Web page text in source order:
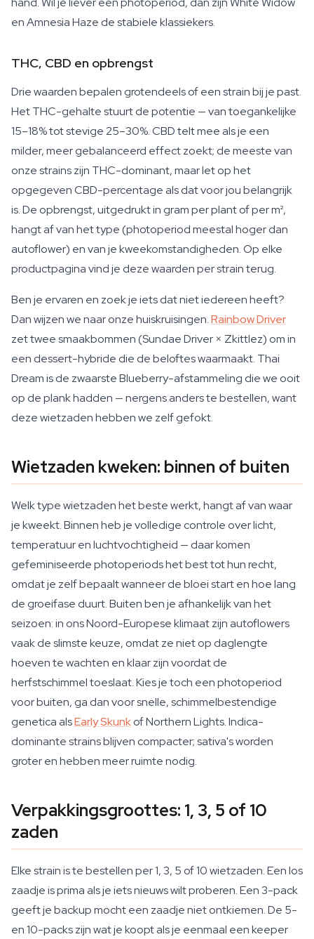
en Amnesia Haze de stabiele klassiekers.
THC, CBD en opbrengst
Drie waarden bepalen grotendeels of een strain bij je past.
Het THC-gehalte stuurt de potentie — van toegankelijke
15–18% tot stevige 25–30%. CBD telt mee als je een
milder, meer gebalanceerd effect zoekt; de meeste van
onze strains zijn THC-dominant, maar let op het
opgegeven CBD-percentage als dat voor jou belangrijk
is. De opbrengst, uitgedrukt in gram per plant of per m²,
hangt af van het type (photoperiod meestal hoger dan
autoflower) en van je kweekomstandigheden. Op elke
productpagina vind je deze waarden per strain terug.
Ben je ervaren en zoek je iets dat niet iedereen heeft?
Dan wijzen we naar onze huiskruisingen.Rainbow Driver
zet twee smaakbommen (Sundae Driver × Zkittlez) om in
een dessert-hybride die de beloftes waarmaakt. Thai
Dream is de zwaarste Blueberry-afstammeling die we ooit
op de plank hadden — nergens anders te bestellen, want
deze wietzaden hebben we zelf gefokt.
Wietzaden kweken: binnen of buiten
Welk type wietzaden het beste werkt, hangt af van waar
je kweekt. Binnen heb je volledige controle over licht,
temperatuur en luchtvochtigheid — daar komen
gefeminiseerde photoperiods het best tot hun recht,
omdat je zelf bepaalt wanneer de bloei start en hoe lang
de groeifase duurt. Buiten ben je afhankelijk van het
seizoen: in ons Noord-Europese klimaat zijn autoflowers
vaak de slimste keuze, omdat ze niet op daglengte
hoeven te wachten en klaar zijn voordat de
herfstschimmel toeslaat. Kies je toch een photoperiod
voor buiten, ga dan voor snelle, schimmelbestendige
genetica alsEarly Skunkof Northern Lights. Indica-
dominante strains blijven compacter; sativa's worden
groter en hebben meer ruimte nodig.
Verpakkingsgroottes: 1, 3, 5 of 10
zaden
Elke strain is te bestellen per 1, 3, 5 of 10 wietzaden. Een los
zaadje is prima als je iets nieuws wilt proberen. Een 3-pack
geeft je backup mocht een zaadje niet ontkiemen. De 5-
en 10-packs zijn wat je koopt als je eenmaal een keeper